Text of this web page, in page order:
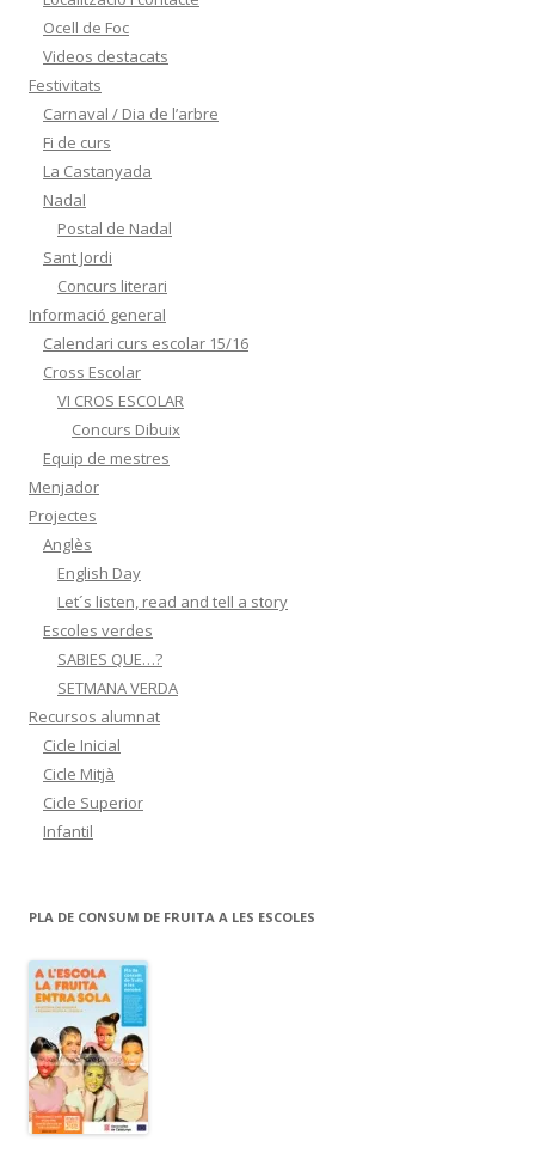
Ocell de Foc
Videos destacats
Festivitats
Carnaval / Dia de l’arbre
Fi de curs
La Castanyada
Nadal
Postal de Nadal
Sant Jordi
Concurs literari
Informació general
Calendari curs escolar 15/16
Cross Escolar
VI CROS ESCOLAR
Concurs Dibuix
Equip de mestres
Menjador
Projectes
Anglès
English Day
Let´s listen, read and tell a story
Escoles verdes
SABIES QUE…?
SETMANA VERDA
Recursos alumnat
Cicle Inicial
Cicle Mitjà
Cicle Superior
Infantil
PLA DE CONSUM DE FRUITA A LES ESCOLES